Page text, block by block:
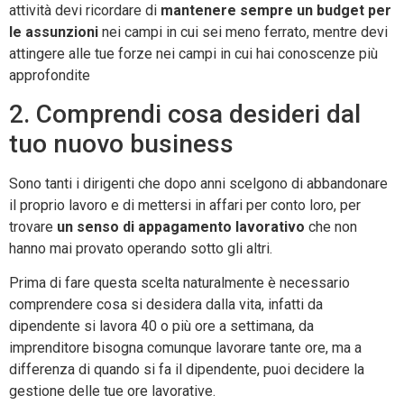
attività devi ricordare di mantenere sempre un budget per
le assunzioni nei campi in cui sei meno ferrato, mentre devi
attingere alle tue forze nei campi in cui hai conoscenze più
approfondite
2. Comprendi cosa desideri dal
tuo nuovo business
Sono tanti i dirigenti che dopo anni scelgono di abbandonare
il proprio lavoro e di mettersi in affari per conto loro, per
trovare un senso di appagamento lavorativo che non
hanno mai provato operando sotto gli altri.
Prima di fare questa scelta naturalmente è necessario
comprendere cosa si desidera dalla vita, infatti da
dipendente si lavora 40 o più ore a settimana, da
imprenditore bisogna comunque lavorare tante ore, ma a
differenza di quando si fa il dipendente, puoi decidere la
gestione delle tue ore lavorative.